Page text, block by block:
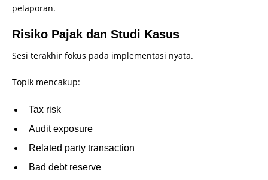
pelaporan.
Risiko Pajak dan Studi Kasus
Sesi terakhir fokus pada implementasi nyata.
Topik mencakup:
Tax risk
Audit exposure
Related party transaction
Bad debt reserve